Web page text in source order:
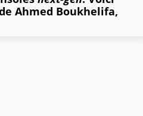
Ahmed Boukhelifa,